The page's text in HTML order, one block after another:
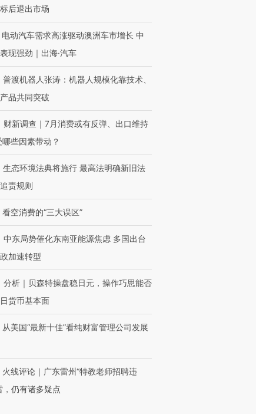
届链博
链”接产
【特别呈现】寻找100种
有意思的生活方式·第三对
CFO：不靠规模取胜，华
住三大增长引擎是什么？
后退出市场
电动汽车需求高涨驱动澳洲车市增长 中
现强劲｜出海·汽车
普渡机器人张涛：机器人规模化靠技术、
品共同突破
财新调查｜7月消费或有反弹、出口维持
些因素带动？
生态环境法典将施行 最高法明确新旧法
责规则
看空消费的“三大误区”
中东局势催化东南亚能源焦虑 多国出台
加速转型
分析｜贝森特操盘稳日元，操作巧思能否
货币基本面
从美国“最新十佳”看纯财富管理公司发展
火线评论｜广东雷州“特教老师招聘违
，仍有诸多疑点